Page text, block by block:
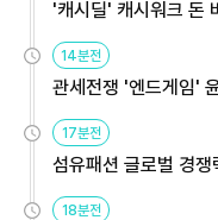
'캐시딜' 캐시워크 돈
14분전
관세전쟁 '엔드게임'
용해야
17분전
섬유패션 글로벌 경
원
18분전